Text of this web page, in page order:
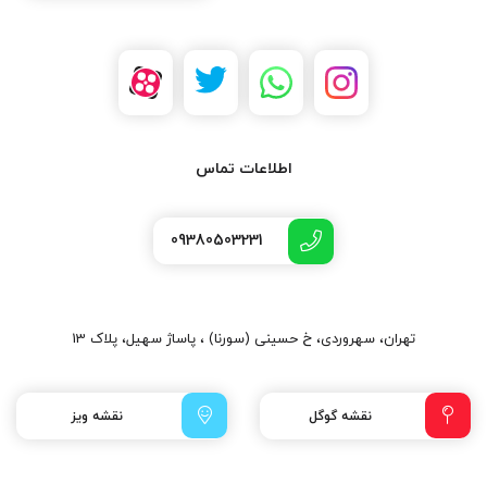
اطلاعات تماس
09380503231
تهران، سهروردی، خ حسینی (سورنا) ، پاساژ سهیل، پلاک 13
نقشه گوگل نقشه ویز